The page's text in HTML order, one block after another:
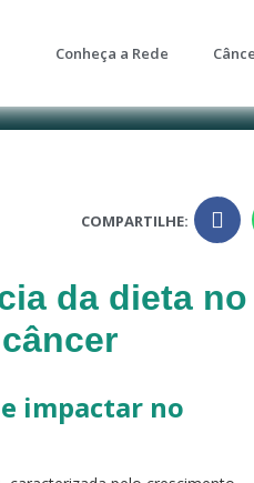
Conheça a Rede
COMPARTILHE:
da dieta no
impactar no